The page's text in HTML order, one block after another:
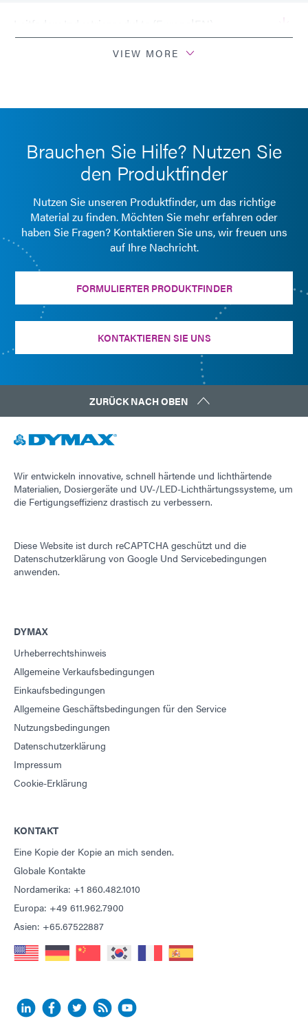
Leitfaden: Industrieprodukte (Europa|EN)
Leitfaden: Ausgabegerät (Europa|EN)
Leitfaden: Ausgabegerät (Asien|EN)
Leitfaden: Industrieprodukte (Asien|EN)
Leitfaden: Lichthärtungsgeräte (Asien|EN)
VIEW MORE
Brauchen Sie Hilfe? Nutzen Sie
den Produktfinder
Nutzen Sie unseren Produktfinder, um das richtige
Material zu finden. Möchten Sie mehr erfahren oder
haben Sie Fragen? Kontaktieren Sie uns, wir freuen uns
auf Ihre Nachricht.
FORMULIERTER PRODUKTFINDER
KONTAKTIEREN SIE UNS
ZURÜCK NACH OBEN
Wir entwickeln innovative, schnell härtende und lichthärtende
Materialien, Dosiergeräte und UV-/LED-Lichthärtungssysteme, um
die Fertigungseffizienz drastisch zu verbessern.
Diese Website ist durch reCAPTCHA geschützt und die
Datenschutzerklärung von Google Und Servicebedingungen
anwenden.
DYMAX
Urheberrechtshinweis
Allgemeine Verkaufsbedingungen
Einkaufsbedingungen
Allgemeine Geschäftsbedingungen für den Service
Nutzungsbedingungen
Datenschutzerklärung
Impressum
Cookie-Erklärung
KONTAKT
Eine Kopie der Kopie an mich senden.
Globale Kontakte
Nordamerika: +1 860.482.1010
Europa: +49 611.962.7900
Asien: +65.67522887